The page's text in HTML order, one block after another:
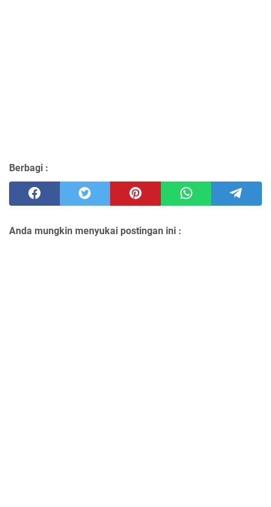
Berbagi :
Anda mungkin menyukai postingan ini :